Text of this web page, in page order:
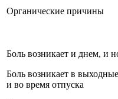
Органические причины
Боль возникает и днем, и
Боль возникает в
и во время отпуска